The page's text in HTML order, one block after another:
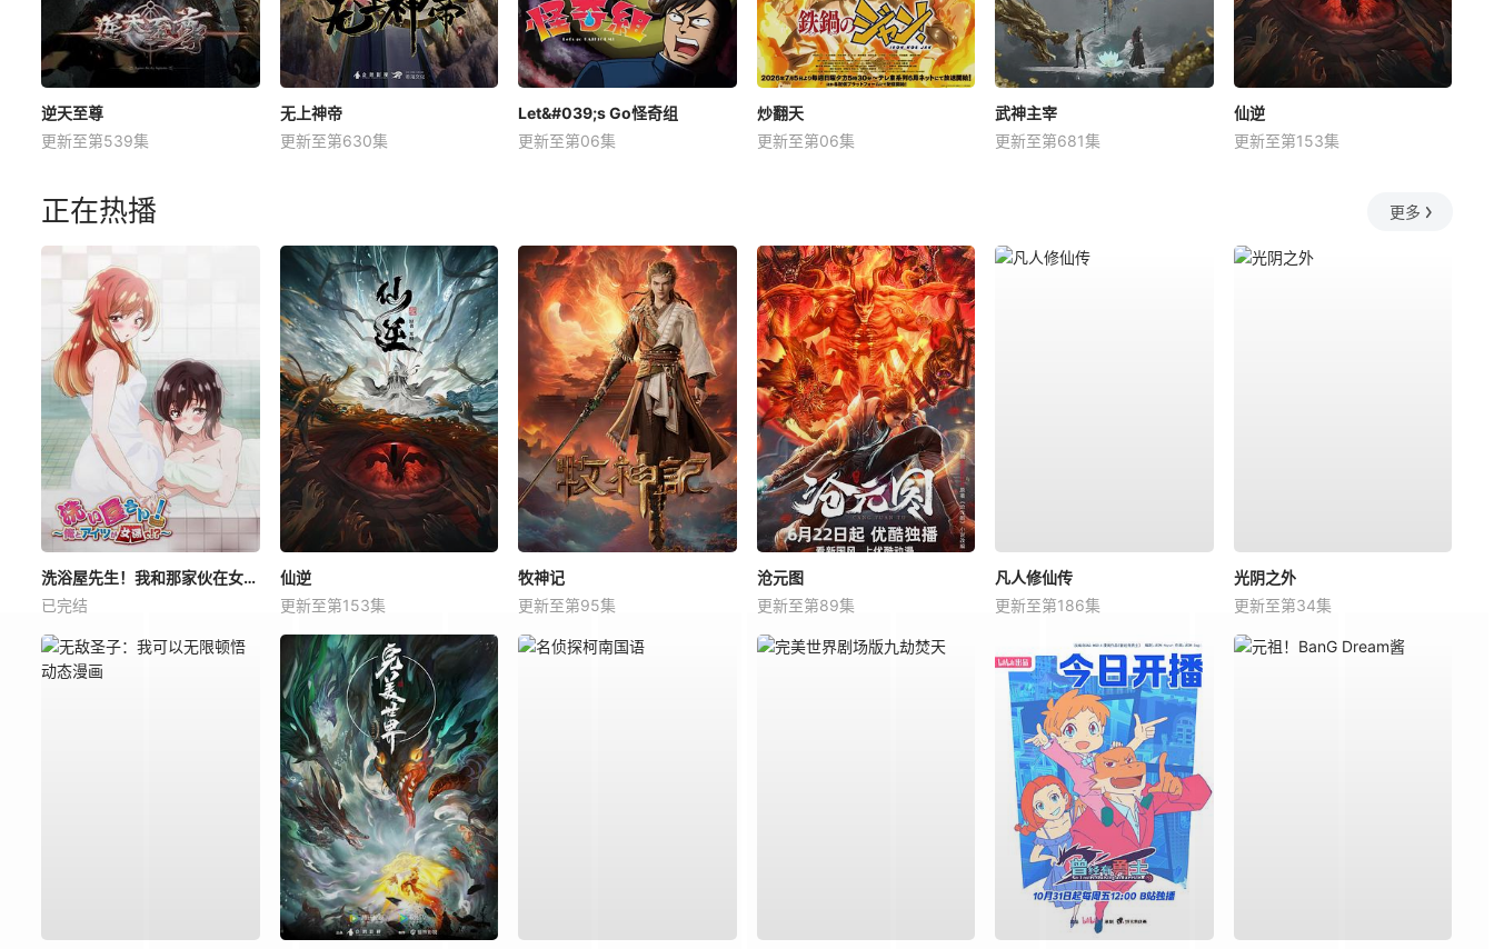
逆天至尊
更新至第539集
无上神帝
更新至第630集
Let&#039;s Go怪奇组
更新至第06集
炒翻天
更新至第06集
武神主宰
更新至第681集
仙逆
更新至第153集
正在热播 更多
洗浴屋先生！我和那家伙在女浴池！？
已完结
仙逆
更新至第153集
牧神记
更新至第95集
沧元图
更新至第89集
凡人修仙传
更新至第186集
光阴之外
更新至第34集